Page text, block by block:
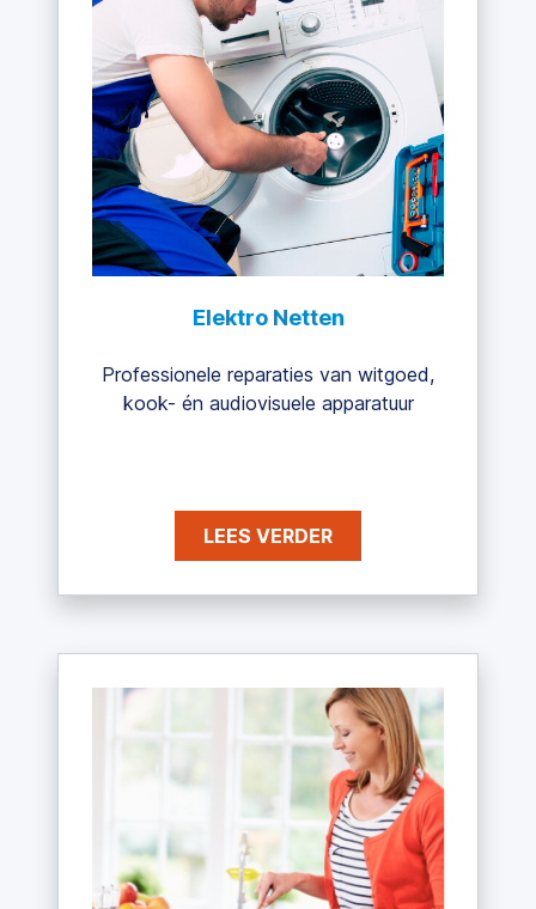
Elektro Netten
Professionele reparaties van witgoed,
kook- én audiovisuele apparatuur
LEES VERDER